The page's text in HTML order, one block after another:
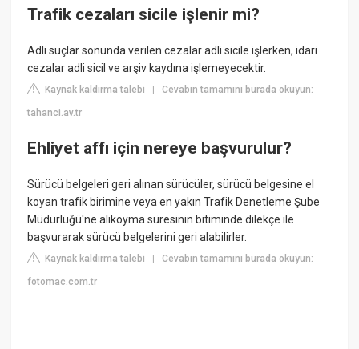
Trafik cezaları sicile işlenir mi?
Adli suçlar sonunda verilen cezalar adli sicile işlerken, idari
cezalar adli sicil ve arşiv kaydına işlemeyecektir.
Kaynak kaldırma talebi |Cevabın tamamını burada okuyun:
tahanci.av.tr
Ehliyet affı için nereye başvurulur?
Sürücü belgeleri geri alınan sürücüler, sürücü belgesine el
koyan trafik birimine veya en yakın Trafik Denetleme Şube
Müdürlüğü'ne alıkoyma süresinin bitiminde dilekçe ile
başvurarak sürücü belgelerini geri alabilirler.
Kaynak kaldırma talebi |Cevabın tamamını burada okuyun:
fotomac.com.tr